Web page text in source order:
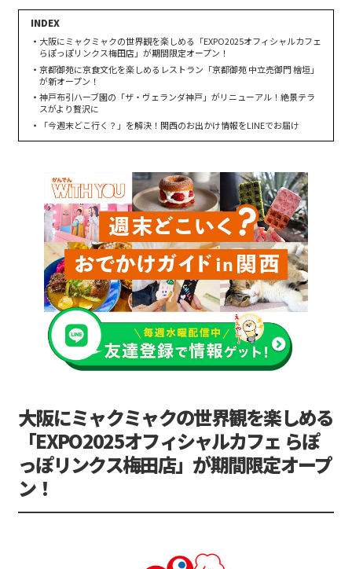
大阪にミャクミャクの世界観を楽しめる「EXPO2025オフィシャルカフェ
らぽっぽリンクス梅田店」が期間限定オープン！
京都御苑に京食文化を楽しめるレストラン「京都御苑 中立売御門 檜垣」
が新オープン！
神戸布引ハーブ園の「ザ・ヴェランダ神戸」がリニューアル！絶景テラ
スがより贅沢に
「今週末どこ行く？」を解決！関西のお出かけ情報をLINEでお届け
大阪にミャクミャクの世界観を楽しめる
「EXPO2025オフィシャルカフェ らぽ
っぽリンクス梅田店」が期間限定オープ
ン！